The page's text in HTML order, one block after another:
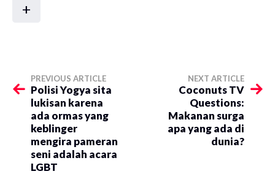
+
PREVIOUS ARTICLE
Polisi Yogya sita
lukisan karena
ada ormas yang
keblinger
mengira pameran
seni adalah acara
LGBT
NEXT ARTICLE
Coconuts TV
Questions:
Makanan surga
apa yang ada di
dunia?